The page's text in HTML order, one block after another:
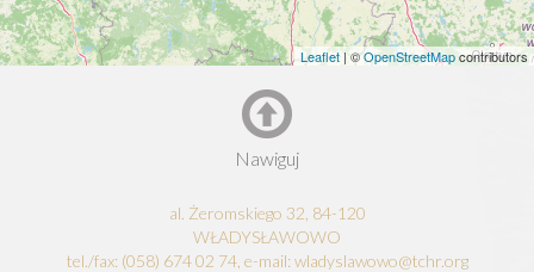
Leaflet | ©OpenStreetMapcontributors
Nawiguj
al. Żeromskiego 32, 84-120
WŁADYSŁAWOWO
tel./fax: (058) 674 02 74, e-mail: wladyslawowo@tchr.org